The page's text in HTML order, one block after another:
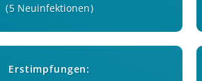
5 Neuinfektionen
Erstimpfungen: